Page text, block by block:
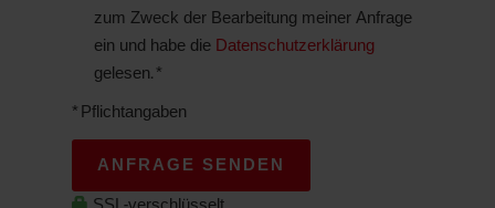
zum Zweck der Bearbeitung meiner Anfrage
ein und habe die Datenschutzerklärung
gelesen. *
* Pflichtangaben
ANFRAGE SENDEN
SSL-verschlüsselt